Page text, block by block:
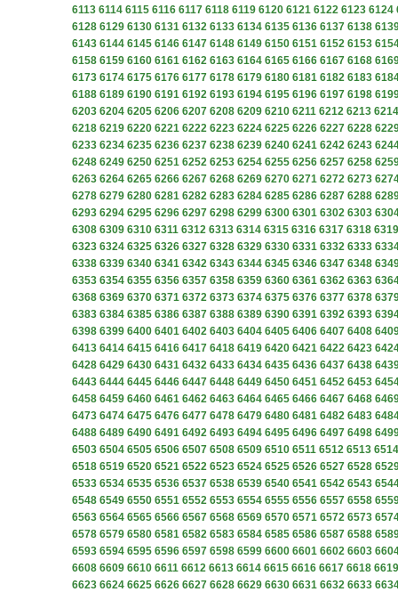
6113 6114 6115 6116 6117 6118 6119 6120 6121 6122 6123 6124
6128 6129 6130 6131 6132 6133 6134 6135 6136 6137 6138
6143 6144 6145 6146 6147 6148 6149 6150 6151 6152 6153
6158 6159 6160 6161 6162 6163 6164 6165 6166 6167 6168
6173 6174 6175 6176 6177 6178 6179 6180 6181 6182 6183
6188 6189 6190 6191 6192 6193 6194 6195 6196 6197 6198
6203 6204 6205 6206 6207 6208 6209 6210 6211 6212 6213 6214
6218 6219 6220 6221 6222 6223 6224 6225 6226 6227 6228
6233 6234 6235 6236 6237 6238 6239 6240 6241 6242 6243
6248 6249 6250 6251 6252 6253 6254 6255 6256 6257 6258
6263 6264 6265 6266 6267 6268 6269 6270 6271 6272 6273
6278 6279 6280 6281 6282 6283 6284 6285 6286 6287 6288
6293 6294 6295 6296 6297 6298 6299 6300 6301 6302 6303
6308 6309 6310 6311 6312 6313 6314 6315 6316 6317 6318 6319
6323 6324 6325 6326 6327 6328 6329 6330 6331 6332 6333
6338 6339 6340 6341 6342 6343 6344 6345 6346 6347 6348
6353 6354 6355 6356 6357 6358 6359 6360 6361 6362 6363
6368 6369 6370 6371 6372 6373 6374 6375 6376 6377 6378
6383 6384 6385 6386 6387 6388 6389 6390 6391 6392 6393
6398 6399 6400 6401 6402 6403 6404 6405 6406 6407 6408
6413 6414 6415 6416 6417 6418 6419 6420 6421 6422 6423
6428 6429 6430 6431 6432 6433 6434 6435 6436 6437 6438
6443 6444 6445 6446 6447 6448 6449 6450 6451 6452 6453
6458 6459 6460 6461 6462 6463 6464 6465 6466 6467 6468
6473 6474 6475 6476 6477 6478 6479 6480 6481 6482 6483
6488 6489 6490 6491 6492 6493 6494 6495 6496 6497 6498
6503 6504 6505 6506 6507 6508 6509 6510 6511 6512 6513 6514
6518 6519 6520 6521 6522 6523 6524 6525 6526 6527 6528
6533 6534 6535 6536 6537 6538 6539 6540 6541 6542 6543
6548 6549 6550 6551 6552 6553 6554 6555 6556 6557 6558
6563 6564 6565 6566 6567 6568 6569 6570 6571 6572 6573
6578 6579 6580 6581 6582 6583 6584 6585 6586 6587 6588
6593 6594 6595 6596 6597 6598 6599 6600 6601 6602 6603
6608 6609 6610 6611 6612 6613 6614 6615 6616 6617 6618 6619
6623 6624 6625 6626 6627 6628 6629 6630 6631 6632 6633